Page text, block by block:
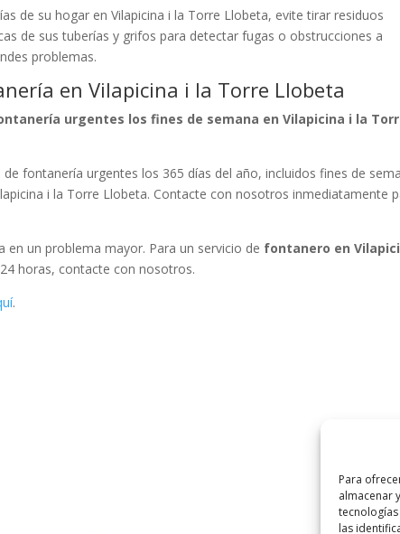
Para
almacenar
las
de su hogar en Vilapicina i la Torre Llobeta, evite tirar residuos
de sus tuberías y grifos para detectar fugas o obstrucciones a
problemas.
en Vilapicina i la Torre Llobeta
urgentes los fines de semana en Vilapicina i la
fontanería urgentes los 365 días del año, incluidos fines de
i la Torre Llobeta. Contacte con nosotros inmediatamente
un problema mayor. Para un servicio de fontanero en
horas, contacte con nosotros.
.